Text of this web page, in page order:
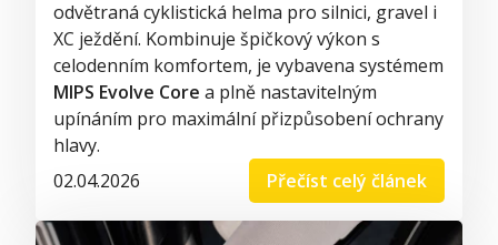
odvětraná cyklistická helma pro silnici, gravel i
XC ježdění. Kombinuje špičkový výkon s
celodenním komfortem, je vybavena systémem
MIPS Evolve Core a plně nastavitelným
upínáním pro maximální přizpůsobení ochrany
hlavy.
02.04.2026
Přečíst celý článek